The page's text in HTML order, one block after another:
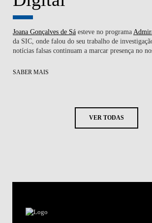
Joana Gonçalves de Sá esteve no programa
da SIC, onde falou do seu trabalho de
notícias falsas continuam a marcar presença no
SABER MAIS
VER TODAS